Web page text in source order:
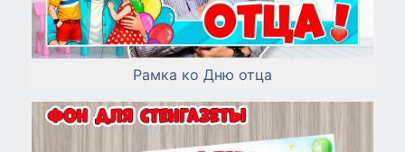
Рамка ко Дню отца